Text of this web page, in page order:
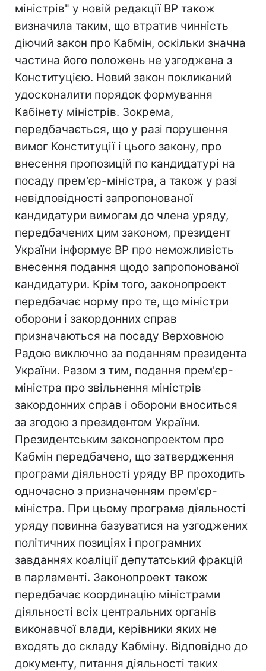
міністрів" у новій редакції ВР також
визначила таким, що втратив чинність
діючий закон про Кабмін, оскільки значна
частина його положень не узгоджена з
Конституцією. Новий закон покликаний
удосконалити порядок формування
Кабінету міністрів. Зокрема,
передбачається, що у разі порушення
вимог Конституції і цього закону, про
внесення пропозицій по кандидатурі на
посаду прем'єр-міністра, а також у разі
невідповідності запропонованої
кандидатури вимогам до члена уряду,
передбачених цим законом, президент
України інформує ВР про неможливість
внесення подання щодо запропонованої
кандидатури. Крім того, законопроект
передбачає норму про те, що міністри
оборони і закордонних справ
призначаються на посаду Верховною
Радою виключно за поданням президента
України. Разом з тим, подання прем'єр-
міністра про звільнення міністрів
закордонних справ і оборони вноситься
за згодою з президентом України.
Президентським законопроектом про
Кабмін передбачено, що затвердження
програми діяльності уряду ВР проходить
одночасно з призначенням прем'єр-
міністра. При цьому програма діяльності
уряду повинна базуватися на узгоджених
політичних позиціях і програмних
завданнях коаліції депутатський фракцій
в парламенті. Законопроект також
передбачає координацію міністрами
діяльності всіх центральних органів
виконавчої влади, керівники яких не
входять до складу Кабміну. Відповідно до
документу, питання діяльності таких